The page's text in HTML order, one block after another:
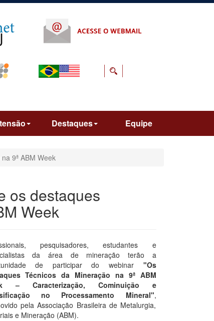
Destaques Equipe
9ª ABM Week
os destaques
Week
pesquisadores, estudantes e
da área de mineração terão a
de participar do webinar "Os
Técnicos da Mineração na 9ª ABM
– Caracterização, Cominuição e
no Processamento Mineral",
pela Associação Brasileira de Metalurgia,
e Mineração (ABM).